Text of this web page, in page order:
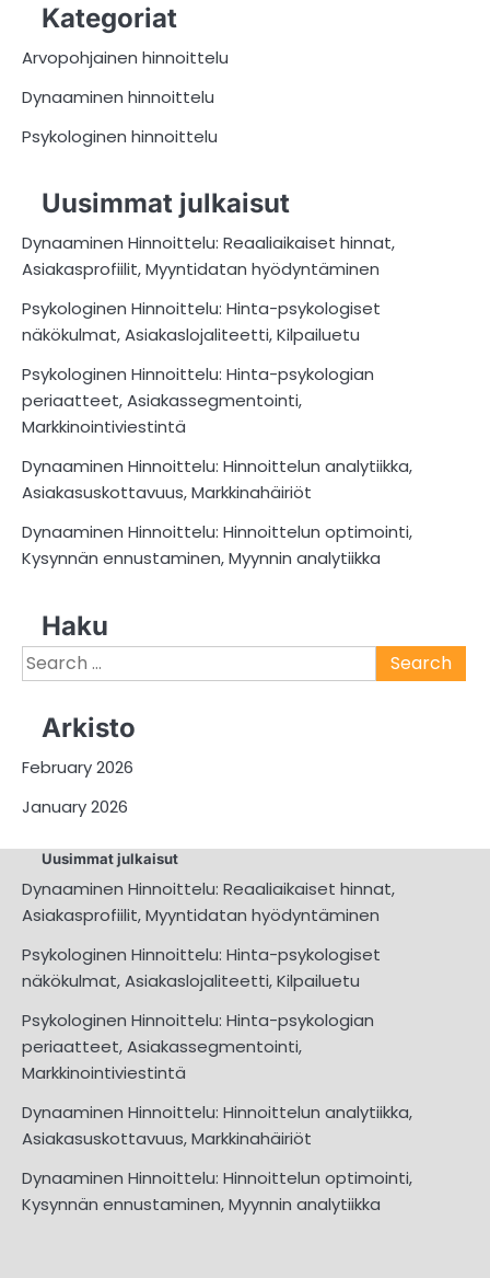
Kategoriat
Arvopohjainen hinnoittelu
Dynaaminen hinnoittelu
Psykologinen hinnoittelu
Uusimmat julkaisut
Dynaaminen Hinnoittelu: Reaaliaikaiset hinnat,
Asiakasprofiilit, Myyntidatan hyödyntäminen
Psykologinen Hinnoittelu: Hinta-psykologiset
näkökulmat, Asiakaslojaliteetti, Kilpailuetu
Psykologinen Hinnoittelu: Hinta-psykologian
periaatteet, Asiakassegmentointi,
Markkinointiviestintä
Dynaaminen Hinnoittelu: Hinnoittelun analytiikka,
Asiakasuskottavuus, Markkinahäiriöt
Dynaaminen Hinnoittelu: Hinnoittelun optimointi,
Kysynnän ennustaminen, Myynnin analytiikka
Haku
Search
for:
Arkisto
February 2026
January 2026
Uusimmat julkaisut
Dynaaminen Hinnoittelu: Reaaliaikaiset hinnat,
Asiakasprofiilit, Myyntidatan hyödyntäminen
Psykologinen Hinnoittelu: Hinta-psykologiset
näkökulmat, Asiakaslojaliteetti, Kilpailuetu
Psykologinen Hinnoittelu: Hinta-psykologian
periaatteet, Asiakassegmentointi,
Markkinointiviestintä
Dynaaminen Hinnoittelu: Hinnoittelun analytiikka,
Asiakasuskottavuus, Markkinahäiriöt
Dynaaminen Hinnoittelu: Hinnoittelun optimointi,
Kysynnän ennustaminen, Myynnin analytiikka